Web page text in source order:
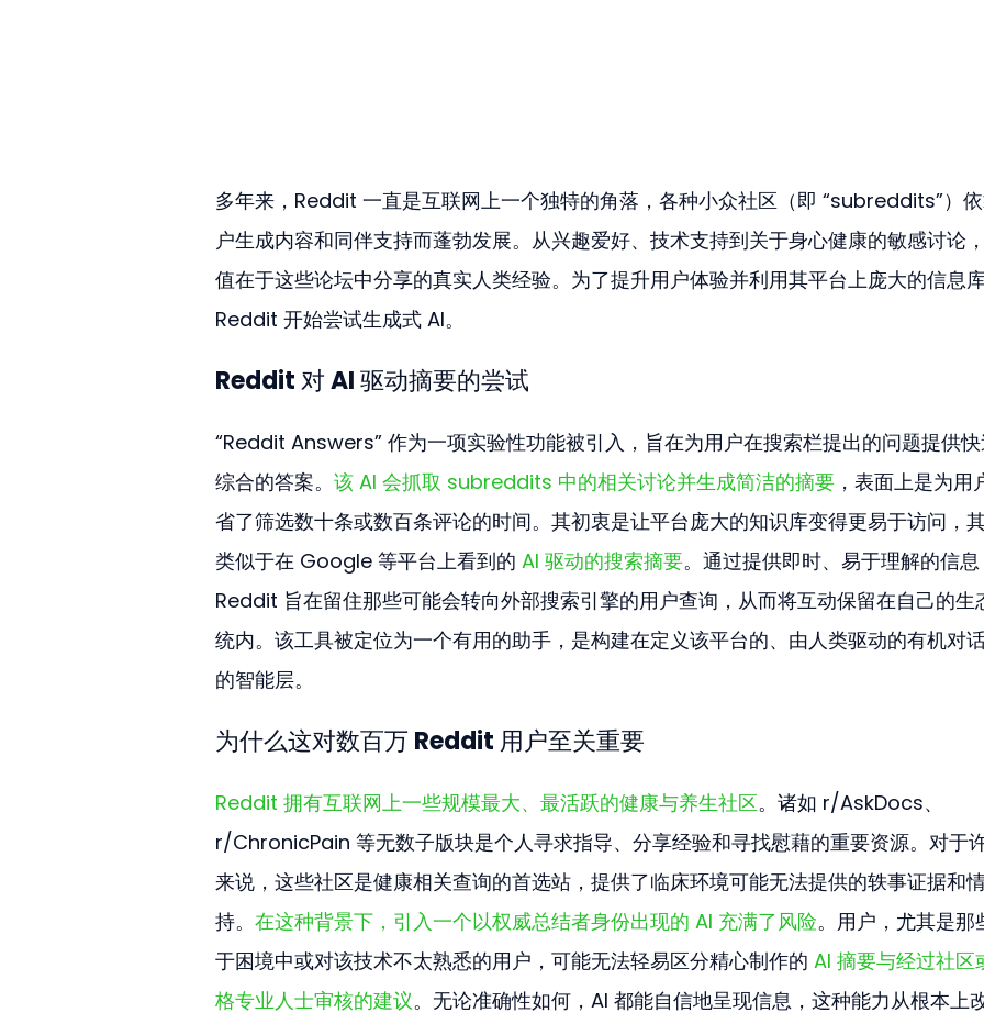
多年来，Reddit 一直是互联网上一个独特的角落，各种小众社区（即 “subreddits”）
户生成内容和同伴支持而蓬勃发展。从兴趣爱好、技术支持到关于身心健康的敏感讨论
值在于这些论坛中分享的真实人类经验。为了提升用户体验并利用其平台上庞大的信息
Reddit 开始尝试生成式 AI。
Reddit 对 AI 驱动摘要的尝试
“Reddit Answers” 作为一项实验性功能被引入，旨在为用户在搜索栏提出的问题提供
综合的答案。 该 AI 会抓取 subreddits 中的相关讨论并生成简洁的摘要 ，表面上是为用
省了筛选数十条或数百条评论的时间。其初衷是让平台庞大的知识库变得更易于访问，
类似于在 Google 等平台上看到的 AI 驱动的搜索摘要。通过提供即时、易于理解的信
Reddit 旨在留住那些可能会转向外部搜索引擎的用户查询，从而将互动保留在自己的生
统内。该工具被定位为一个有用的助手，是构建在定义该平台的、由人类驱动的有机对
的智能层。
为什么这对数百万 Reddit 用户至关重要
Reddit 拥有互联网上一些规模最大、最活跃的健康与养生社区。诸如 r/AskDocs、
r/ChronicPain 等无数子版块是个人寻求指导、分享经验和寻找慰藉的重要资源。对于
来说，这些社区是健康相关查询的首选站，提供了临床环境可能无法提供的轶事证据和
持。 在这种背景下，引入一个以权威总结者身份出现的 AI 充满了风险。用户，尤其是那
于困境中或对该技术不太熟悉的用户，可能无法轻易区分精心制作的 AI 摘要与经过社区
格专业人士审核的建议。无论准确性如何，AI 都能自信地呈现信息，这种能力从根本上